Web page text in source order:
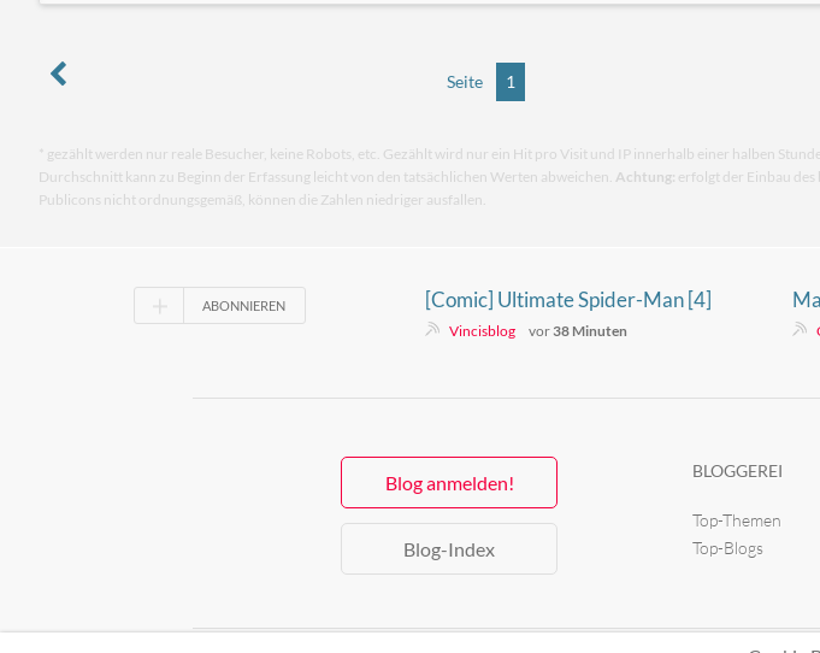
Seite 1
* gezählt werden nur reale Besucher, keine Robots, etc. Gezählt wird nur ein Hit pro Visit und IP innerhalb einer halben
Durchschnitt kann zu Beginn der Erfassung leicht von den tatsächlichen Werten abweichen. Achtung: erfolgt der Einbau des
Publicons nicht ordnungsgemäß, können die Zahlen niedriger ausfallen.
ABONNIEREN [Comic] Ultimate Spider-Man [4]
Vincisblog vor 38 Minuten
Blog anmelden!
Blog-Index
BLOGGEREI
Top-Themen
Top-Blogs